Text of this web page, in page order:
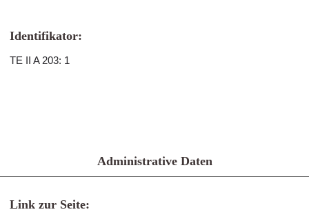
Identifikator:
TE II A 203: 1
Administrative Daten
Link zur Seite: